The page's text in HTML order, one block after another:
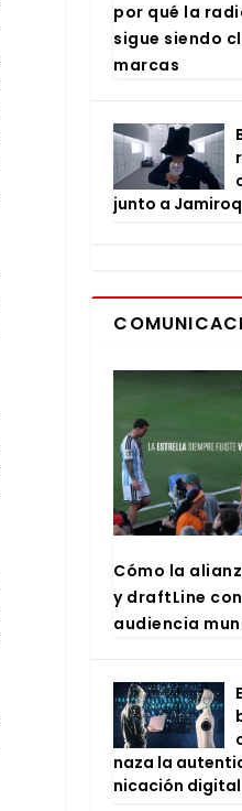
por qué la
sigue sien­do
mar­cas
jun­to a
Cómo la
y draftLi­ne
audien­cia
na­za la
ni­ca­ción digi­tal